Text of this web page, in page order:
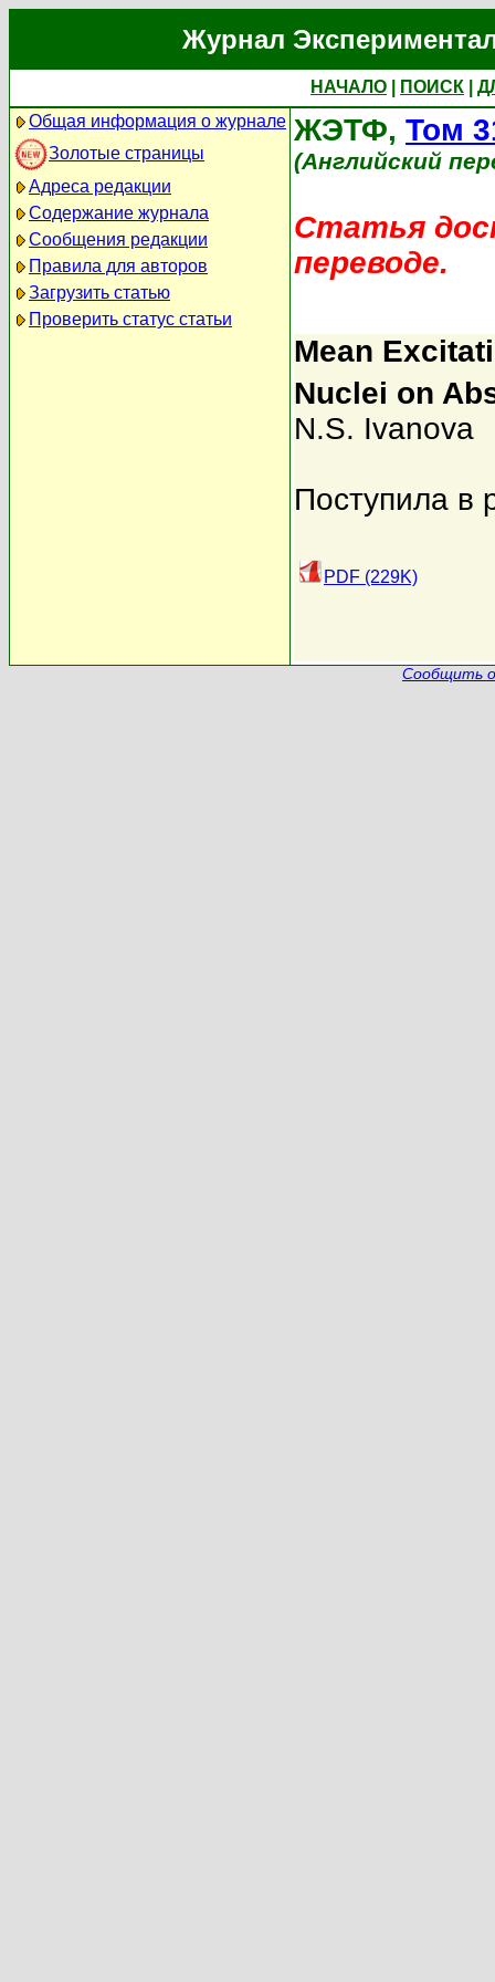
Журнал
НАЧАЛО ПОИСК
Общая информация о журнале
Золотые страницы
Адреса редакции
Содержание журнала
Сообщения редакции
Правила для авторов
Загрузить статью
Проверить статус статьи
ЖЭТФ, Том
(Английский
Статья
переводе.
Mean
Nuclei on
N.S. Ivanova
Поступила в
PDF (229K)
Сообщить о